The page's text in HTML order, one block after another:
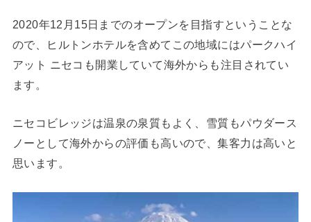
2020年12月15日までのオープンを目指すということな
ので、ヒルトンホテルを含めてこの地域にはパークハイ
アット ニセコも開業していて海外からも注目されてい
ます。
ニセコビレッジは温泉の泉質もよく、雪質もパウダース
ノーとして海外からの評価も高いので、集客力は高いと
思います。